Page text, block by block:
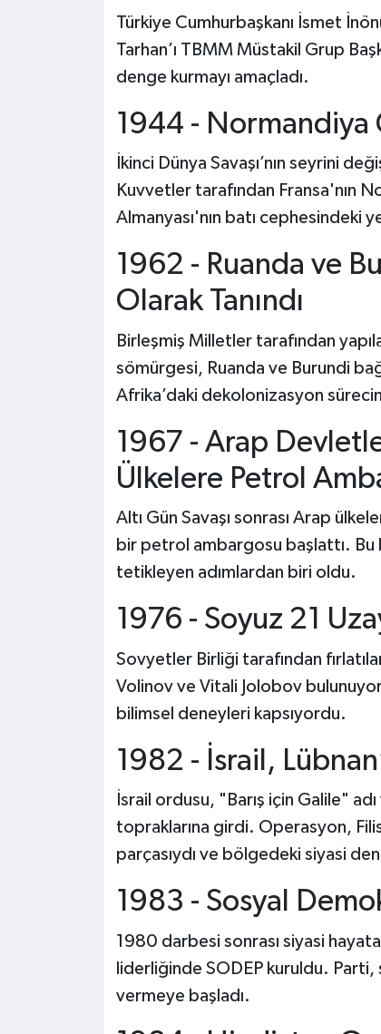
Türkiye Cumhurbaşkanı İsmet
Tarhan’ı TBMM Müstakil Grup
denge kurmayı amaçladı.
1944 - Normandiya
İkinci Dünya Savaşı’nın seyrini
Kuvvetler tarafından Fransa'nın
Almanyası'nın batı cephesindeki
1962 - Ruanda ve
Olarak Tanındı
Birleşmiş Milletler tarafından
sömürgesi, Ruanda ve Burundi
Afrika’daki dekolonizasyon
1967 - Arap
Ülkelere Petrol
Altı Gün Savaşı sonrası Arap
bir petrol ambargosu başlattı.
tetikleyen adımlardan biri oldu.
1976 - Soyuz 21
Sovyetler Birliği tarafından
Volinov ve Vitali Jolobov
bilimsel deneyleri kapsıyordu.
1982 - İsrail,
İsrail ordusu, "Barış için Galile"
topraklarına girdi. Operasyon,
parçasıydı ve bölgedeki siyasi
1983 - Sosyal
1980 darbesi sonrası siyasi
liderliğinde SODEP kuruldu.
vermeye başladı.